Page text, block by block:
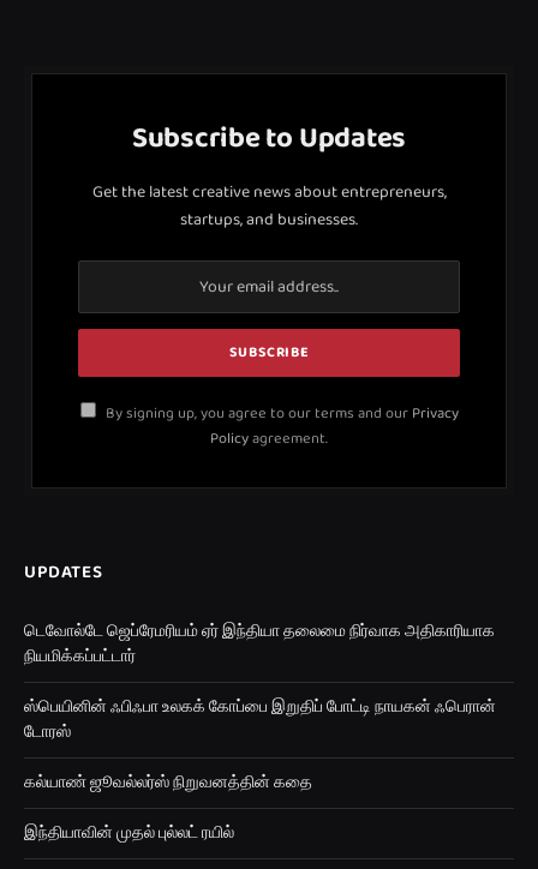
Subscribe to Updates
Get the latest creative news about entrepreneurs,
startups, and businesses.
By signing up, you agree to our terms and our Privacy
Policyagreement.
UPDATES
டெவோல்டே ஜெப்ரேமரியம் ஏர் இந்தியா தலைமை நிர்வாக அதிகாரியாக
நியமிக்கப்பட்டார்
ஸ்பெயினின் ஃபிஃபா உலகக் கோப்பை இறுதிப் போட்டி நாயகன் ஃபெரான்
டோரஸ்
கல்யாண் ஜூவல்லர்ஸ் நிறுவனத்தின் கதை
இந்தியாவின் முதல் புல்லட் ரயில்